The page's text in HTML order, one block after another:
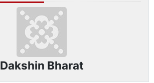
Dakshin Bharat